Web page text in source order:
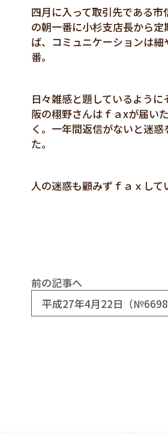
四月に入って取引先である
の朝一番に小杉支店長から
ば、コミュニケーションは
番。
日々雑感と題しているよう
阪の栩野さんはｆａxが届い
く。一年間返信がないと迷
た。
人の迷惑も顧みずｆａｘし
前の記事へ
平成27年4月22日（